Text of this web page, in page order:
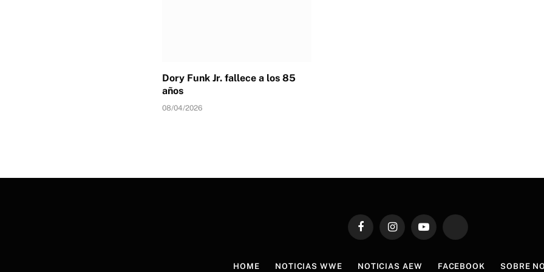
Dory Funk Jr. fallece a los 85
años
08/04/2026
FacebookInstagramYouTube TikTok
HOME NOTICIAS WWE NOTICIAS AEW FACEBOOK SOBRE